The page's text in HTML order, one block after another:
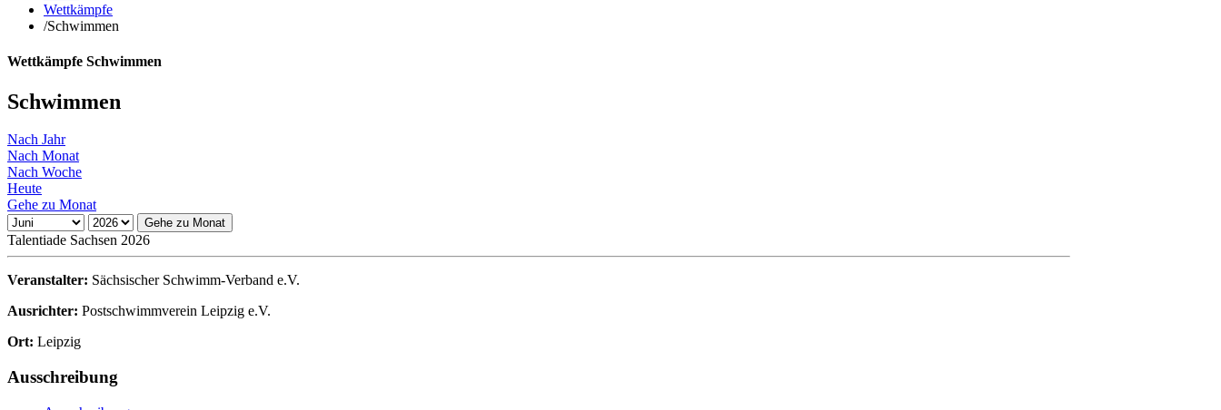
Wettkämpfe
/Schwimmen
Wettkämpfe Schwimmen
Schwimmen
Nach Jahr
Nach Monat
Nach Woche
Heute
Gehe zu Monat
Gehe zu Monat
Talentiade Sachsen 2026
Veranstalter: Sächsischer Schwimm-Verband e.V.
Ausrichter: Postschwimmverein Leipzig e.V.
Ort: Leipzig
Ausschreibung